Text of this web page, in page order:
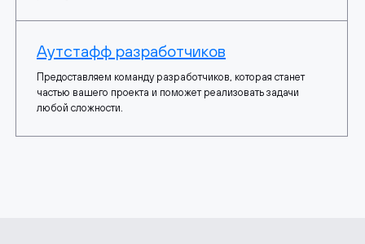
Аутстафф разработчиков
Предоставляем команду разработчиков, которая станет
частью вашего проекта и поможет реализовать задачи
любой сложности.